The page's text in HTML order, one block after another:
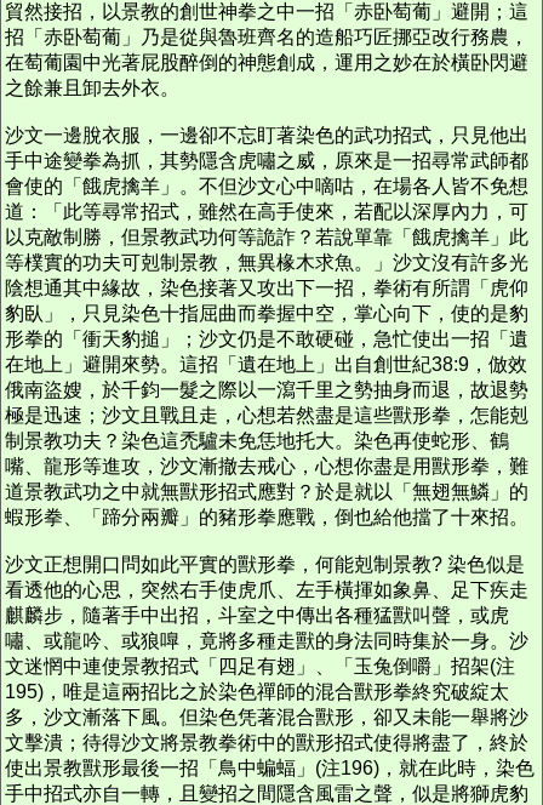
貿然接招，以景教的創世神拳之中一招「赤卧萄葡」避開；這
招「赤卧萄葡」乃是從與魯班齊名的造船巧匠挪亞改行務農，
在萄葡園中光著屁股醉倒的神態創成，運用之妙在於橫卧閃避
之餘兼且卸去外衣。
沙文一邊脫衣服，一邊卻不忘盯著染色的武功招式，只見他出
手中途變拳為抓，其勢隱含虎嘯之威，原來是一招尋常武師都
會使的「餓虎擒羊」。不但沙文心中嘀咕，在場各人皆不免想
道：「此等尋常招式，雖然在高手使來，若配以深厚內力，可
以克敵制勝，但景教武功何等詭詐？若說單靠「餓虎擒羊」此
等樸實的功夫可剋制景教，無異椽木求魚。」沙文沒有許多光
陰想通其中緣故，染色接著又攻出下一招，拳術有所謂「虎仰
豹臥」，只見染色十指屈曲而拳握中空，掌心向下，使的是豹
形拳的「衝天豹搥」；沙文仍是不敢硬碰，急忙使出一招「遺
在地上」避開來勢。這招「遺在地上」出自創世紀38:9，倣效
俄南盜嫂，於千鈞一髮之際以一瀉千里之勢抽身而退，故退勢
極是迅速；沙文且戰且走，心想若然盡是這些獸形拳，怎能剋
制景教功夫？染色這禿驢未免恁地托大。染色再使蛇形、鶴
嘴、龍形等進攻，沙文漸撤去戒心，心想你盡是用獸形拳，難
道景教武功之中就無獸形招式應對？於是就以「無翅無鱗」的
蝦形拳、「蹄分兩瓣」的豬形拳應戰，倒也給他擋了十來招。
沙文正想開口問如此平實的獸形拳，何能剋制景教? 染色似是
看透他的心思，突然右手使虎爪、左手橫揮如象鼻、足下疾走
麒麟步，隨著手中出招，斗室之中傳出各種猛獸叫聲，或虎
嘯、或龍吟、或狼嘷，竟將多種走獸的身法同時集於一身。沙
文迷惘中連使景教招式「四足有翅」、「玉兔倒嚼」招架(注
195)，唯是這兩招比之於染色禪師的混合獸形拳終究破綻太
多，沙文漸落下風。但染色凭著混合獸形，卻又未能一舉將沙
文擊潰；待得沙文將景教拳術中的獸形招式使得將盡了，終於
使出景教獸形最後一招「鳥中蝙蝠」(注196)，就在此時，染色
手中招式亦自一轉，且變招之間隱含風雷之聲，似是將獅虎豹